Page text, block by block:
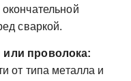
сваркой.
проволока:
от типа металла и